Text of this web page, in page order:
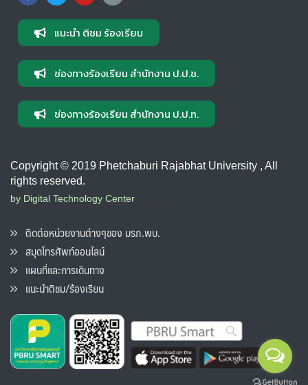
แนะนำ ติชม ร้องเรียน
ช่องทางร้องเรียน สำนักงาน ป.ป.ช.
ช่องทางร้องเรียน สำนักงาน ป.ป.ท.
Copyright © 2019 Phetchaburi Rajabhat University , All
rights reserved.
by Digital Technology Center
ติดต่อหน่วยงานต่างๆของ มรภ.พบ.
สมุดโทรศัพท์ออนไลน์
แผนที่และการเดินทาง
แนะนำติชม/ร้องเรียน